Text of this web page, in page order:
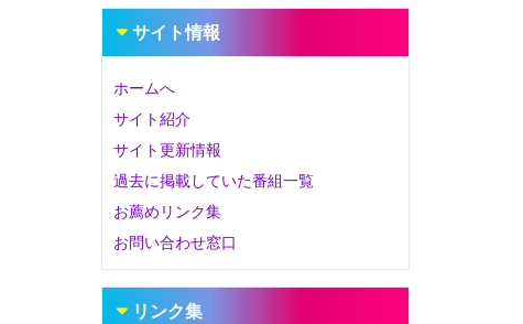
サイト情報
ホームへ
サイト紹介
サイト更新情報
過去に掲載していた番組一覧
お薦めリンク集
お問い合わせ窓口
リンク集